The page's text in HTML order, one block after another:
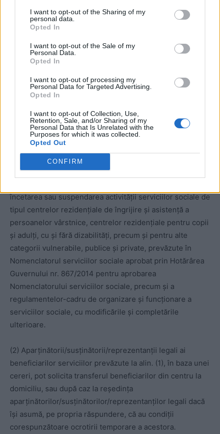
I want to opt-out of the Sharing of my
personal data.
Opted In
I want to opt-out of the Sale of my
Personal Data.
Opted In
I want to opt-out of processing my
Personal Data for Targeted Advertising.
Opted In
I want to opt-out of Collection, Use,
Retention, Sale, and/or Sharing of my
Personal Data that Is Unrelated with the
Purposes for which it was collected.
Opted Out
CONFIRM
prezentei ordonanțe militare în Monitorul Oficial al
României, Partea I.
– (1) Achiziționarea intracomunitară a produselor
face numai dacă statul membru face dovada faptului că
produsele achiziționate sunt destinate consumului intern
(2) Măsura se aplică începând cu data publicării prezentei
ordonanțe militare în Monitorul Oficial al României, Partea
încetarea sau suspendarea activității serviciilor sociale de
tipul centrelor rezidențiale de îngrijire și asistență a
persoanelor vârstnice, centrelor rezidențiale pentru copii
și adulți, cu și fără dizabilități, precum și pentru alte
categorii vulnerabile, publice și private, prevăzute în
Nomenclatorul serviciilor sociale aprobat prin Hotărârea
Guvernului nr. 867/2014 pentru aprobarea
Nomenclatorului serviciilor sociale, precum și a
regulamentelor-cadru de organizare și funcționare a
serviciilor sociale, cu modificările și completările
ulterioare.
(2) Aparținătorii/susținătorii/reprezentanții legali ai
beneficiarilor serviciilor prevăzute la alin. (1), în baza unei
cereri, pot solicita transferul beneficiarilor din centru la
domiciliu, sau după caz la reședința
aparținătorilor/susținătorilor/reprezentanților legali dacă
își asumă, pe propria răspundere, că au condiții
corespunzătoare ocrotirii temporare a acestora.